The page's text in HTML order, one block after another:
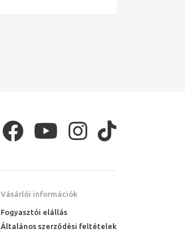
Vásárlói információk
Fogyasztói elállás
Általános szerződési feltételek